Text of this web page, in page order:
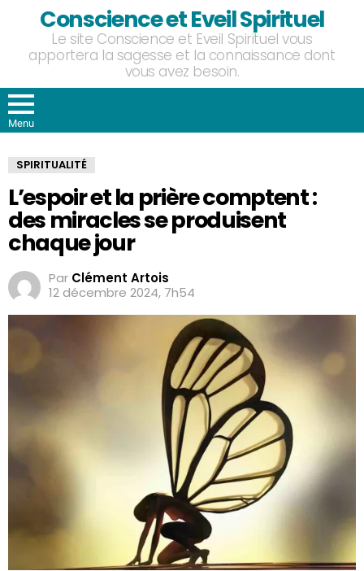
Conscience et Eveil Spirituel
Le site Conscience et Eveil Spirituel vous
apportera la sagesse et la connaissance dont
vous avez besoin.
Menu
SPIRITUALITÉ
L’espoir et la prière comptent :
des miracles se produisent
chaque jour
Par Clément Artois
12 décembre 2024, 7h54